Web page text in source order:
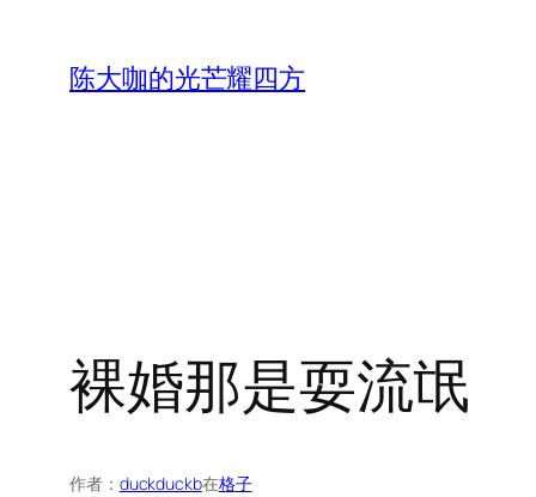
陈大咖的光芒耀四方
裸婚那是耍流氓
作者： duckduckb在格子